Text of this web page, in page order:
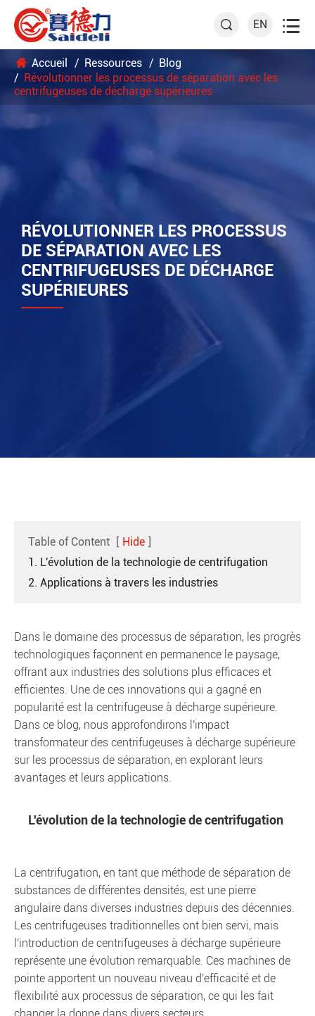
 EN 
Accueil Ressources
Blog
Révolutionner les processus de séparation avec les
centrifugeuses de décharge supérieures
RÉVOLUTIONNER LES PROCESSUS
DE SÉPARATION AVEC LES
CENTRIFUGEUSES DE DÉCHARGE
SUPÉRIEURES
Table of Content [ Hide ]
1. L'évolution de la technologie de centrifugation
2. Applications à travers les industries
Dans le domaine des processus de séparation, les progrès
technologiques façonnent en permanence le paysage,
offrant aux industries des solutions plus efficaces et
efficientes. Une de ces innovations qui a gagné en
popularité est la centrifugeuse à décharge supérieure.
Dans ce blog, nous approfondirons l'impact
transformateur des centrifugeuses à décharge supérieure
sur les processus de séparation, en explorant leurs
avantages et leurs applications.
L'évolution de la technologie de centrifugation
La centrifugation, en tant que méthode de séparation de
substances de différentes densités, est une pierre
angulaire dans diverses industries depuis des décennies.
Les centrifugeuses traditionnelles ont bien servi, mais
l'introduction de centrifugeuses à décharge supérieure
représente une évolution remarquable. Ces machines de
pointe apportent un nouveau niveau d'efficacité et de
flexibilité aux processus de séparation, ce qui les fait